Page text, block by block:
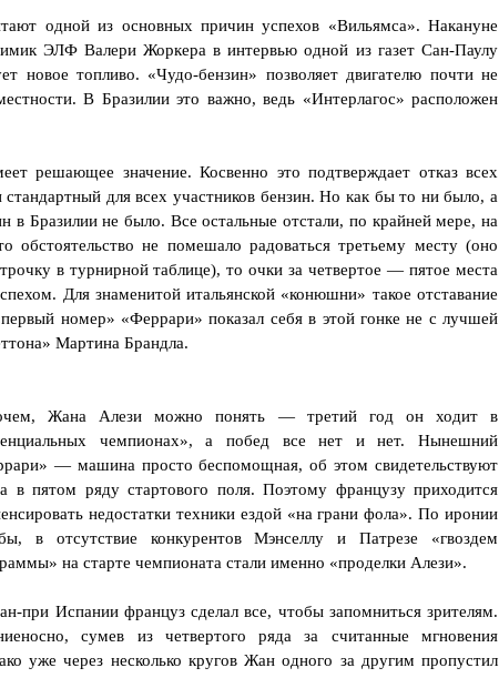
одной из основных причин успехов «Вильямса». Накануне
ЭЛФ Валери Жоркера в интервью одной из газет Сан-Паулу
новое топливо. «Чудо-бензин» позволяет двигателю почти не
В Бразилии это важно, ведь «Интерлагос» расположен
решающее значение. Косвенно это подтверждает отказ всех
для всех участников бензин. Но как бы то ни было, а
в Бразилии не было. Все остальные отстали, по крайней мере, на
не помешало радоваться третьему месту (оно
в турнирной таблице), то очки за четвертое — пятое места
Для знаменитой итальянской «конюшни» такое отставание
номер» «Феррари» показал себя в этой гонке не с лучшей
Мартина Брандла.
Жана Алези можно понять — третий год он ходит в
чемпионах», а побед все нет и нет. Нынешний
— машина просто беспомощная, об этом свидетельствуют
в пятом ряду стартового поля. Поэтому французу приходится
недостатки техники ездой «на грани фола». По иронии
в отсутствие конкурентов Мэнселлу и Патрезе «гвоздем
на старте чемпионата стали именно «проделки Алези».
при Испании француз сделал все, чтобы запомниться зрителям.
сумев из четвертого ряда за считанные мгновения
уже через несколько кругов Жан одного за другим пропустил